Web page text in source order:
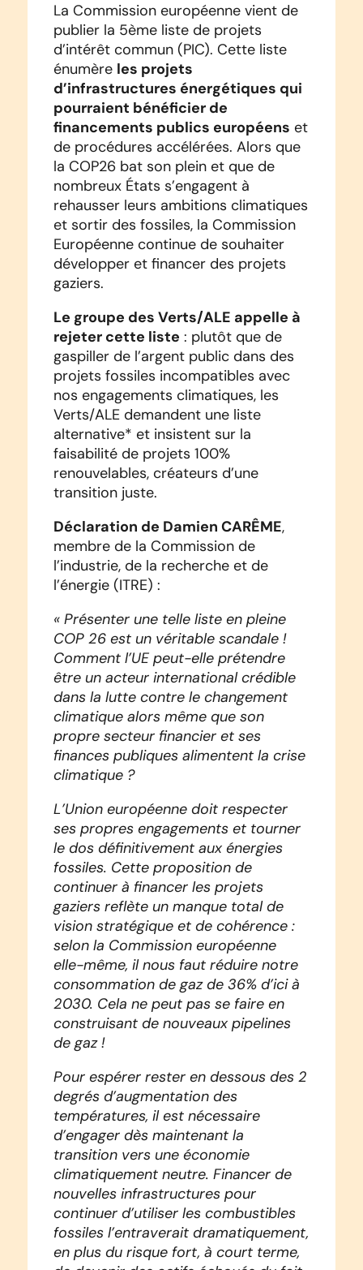
La Commission européenne vient de
publier la 5ème liste de projets
d’intérêt commun (PIC). Cette liste
énumère les projets
d’infrastructures énergétiques qui
pourraient bénéficier de
financements publics européens et
de procédures accélérées. Alors que
la COP26 bat son plein et que de
nombreux États s’engagent à
rehausser leurs ambitions climatiques
et sortir des fossiles, la Commission
Européenne continue de souhaiter
développer et financer des projets
gaziers.
Le groupe des Verts/ALE appelle à
rejeter cette liste : plutôt que de
gaspiller de l’argent public dans des
projets fossiles incompatibles avec
nos engagements climatiques, les
Verts/ALE demandent une liste
alternative* et insistent sur la
faisabilité de projets 100%
renouvelables, créateurs d’une
transition juste.
Déclaration de Damien CARÊME,
membre de la Commission de
l’industrie, de la recherche et de
l’énergie (ITRE) :
« Présenter une telle liste en pleine
COP 26 est un véritable scandale !
Comment l’UE peut-elle prétendre
être un acteur international crédible
dans la lutte contre le changement
climatique alors même que son
propre secteur financier et ses
finances publiques alimentent la crise
climatique ?
L’Union européenne doit respecter
ses propres engagements et tourner
le dos définitivement aux énergies
fossiles. Cette proposition de
continuer à financer les projets
gaziers reflète un manque total de
vision stratégique et de cohérence :
selon la Commission européenne
elle-même, il nous faut réduire notre
consommation de gaz de 36% d’ici à
2030. Cela ne peut pas se faire en
construisant de nouveaux pipelines
de gaz !
Pour espérer rester en dessous des 2
degrés d’augmentation des
températures, il est nécessaire
d’engager dès maintenant la
transition vers une économie
climatiquement neutre. Financer de
nouvelles infrastructures pour
continuer d’utiliser les combustibles
fossiles l’entraverait dramatiquement,
en plus du risque fort, à court terme,